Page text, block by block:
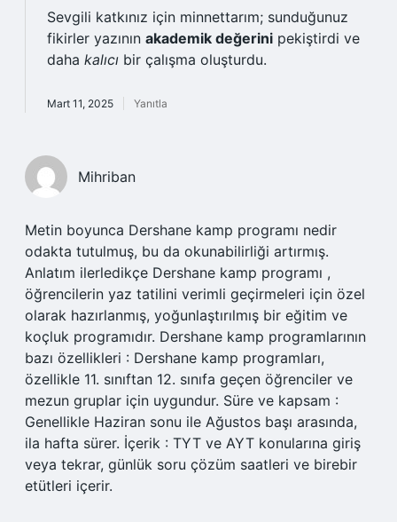
Sevgili katkınız için minnettarım; sunduğunuz
fikirler yazının akademik değerini pekiştirdi ve
daha kalıcı bir çalışma oluşturdu.
Mart 11, 2025 Yanıtla
Mihriban
Metin boyunca Dershane kamp programı nedir
odakta tutulmuş, bu da okunabilirliği artırmış.
Anlatım ilerledikçe Dershane kamp programı ,
öğrencilerin yaz tatilini verimli geçirmeleri için özel
olarak hazırlanmış, yoğunlaştırılmış bir eğitim ve
koçluk programıdır. Dershane kamp programlarının
bazı özellikleri : Dershane kamp programları,
özellikle 11. sınıftan 12. sınıfa geçen öğrenciler ve
mezun gruplar için uygundur. Süre ve kapsam :
Genellikle Haziran sonu ile Ağustos başı arasında,
ila hafta sürer. İçerik : TYT ve AYT konularına giriş
veya tekrar, günlük soru çözüm saatleri ve birebir
etütleri içerir.